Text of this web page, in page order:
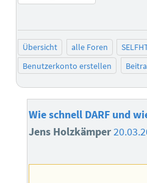
Übersicht alle Foren
Benutzerkonto erstellen
Wie schnell DARF und
Jens Holzkämper